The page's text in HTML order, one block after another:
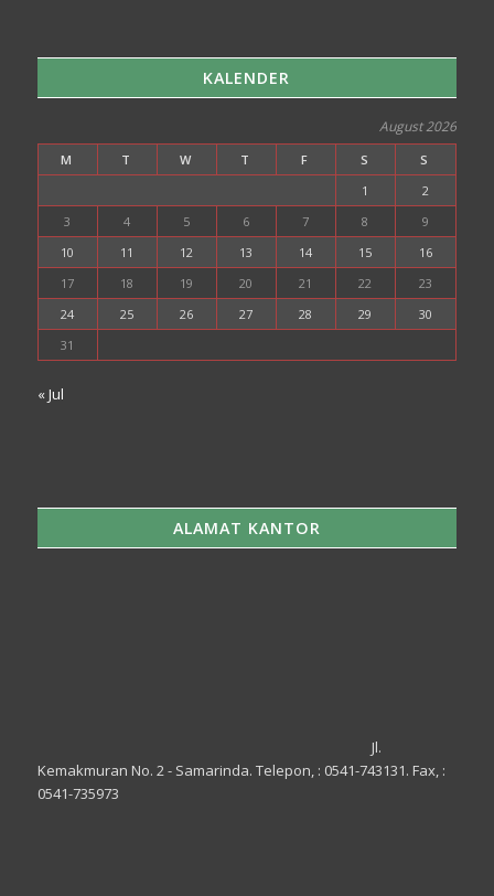
KALENDER
August 2026
M T W T F S
S
1
2
3
4 5 6 7 8
9
10
11 12 13 14 15
16
17
18 19 20 21 22
23
24
25 26 27 28 29
30
31
« Jul
ALAMAT KANTOR
Jl.
Kemakmuran No. 2 - Samarinda. Telepon, : 0541-743131. Fax, :
0541-735973